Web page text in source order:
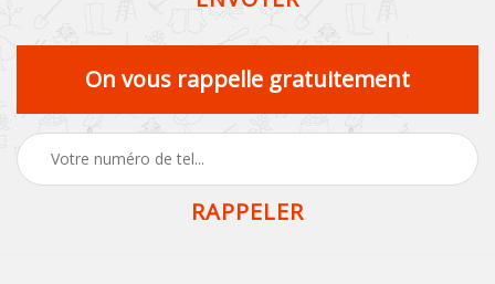
On vous rappelle gratuitement